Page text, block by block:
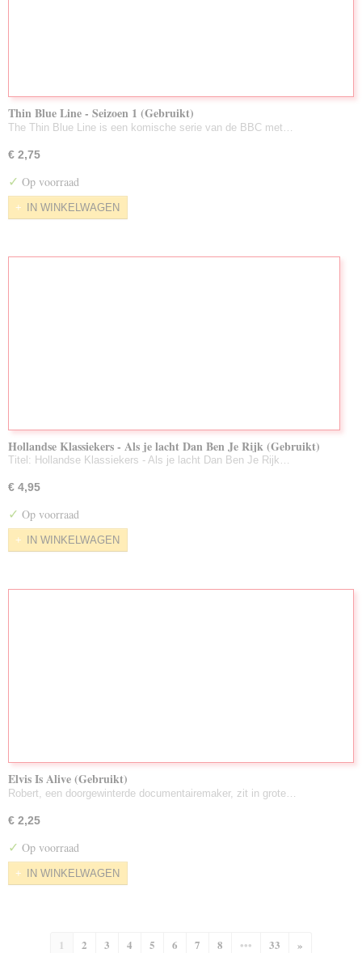
Thin Blue Line - Seizoen 1 (Gebruikt)
The Thin Blue Line is een komische serie van de BBC met…
€ 2,75
✓ Op voorraad
IN WINKELWAGEN
Hollandse Klassiekers - Als je lacht Dan Ben Je Rijk (Gebruikt)
Titel: Hollandse Klassiekers - Als je lacht Dan Ben Je Rijk…
€ 4,95
✓ Op voorraad
IN WINKELWAGEN
Elvis Is Alive (Gebruikt)
Robert, een doorgewinterde documentairemaker, zit in grote…
€ 2,25
✓ Op voorraad
IN WINKELWAGEN
1 2 3 4 5 6 7 8 ••• 33 »